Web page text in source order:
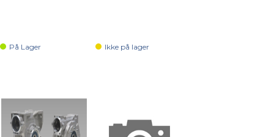
På Lager Ikke på lager